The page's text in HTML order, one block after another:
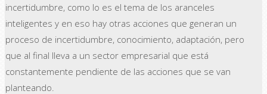
incertidumbre, como lo es el tema de los aranceles
inteligentes y en eso hay otras acciones que generan un
proceso de incertidumbre, conocimiento, adaptación, pero
que al final lleva a un sector empresarial que está
constantemente pendiente de las acciones que se van
planteando.